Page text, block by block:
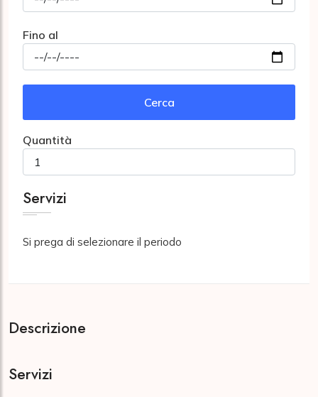
Fino al
Cerca
Quantità
Servizi
Si prega di selezionare il periodo
Descrizione
Servizi